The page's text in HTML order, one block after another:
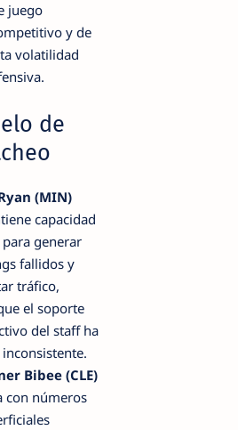
juego
y de
volatilidad
de
(MIN)
capacidad
generar
fallidos y
tráfico,
el soporte
del staff ha
Bibee (CLE)
con números